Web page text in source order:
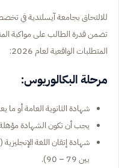
للالتحاق بجامعة آيسلندية في
تضمن قدرة الطالب على مواكبة
المتطلبات الواقعية لعام 2026:
مرحلة البكالوريوس:
شهادة الثانوية العامة أو ما
يجب أن تكون الشهادة
بين 79 – 90).